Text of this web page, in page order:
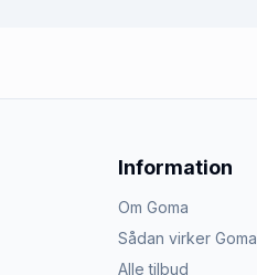
Information
Om Goma
Sådan virker Goma
Alle tilbud